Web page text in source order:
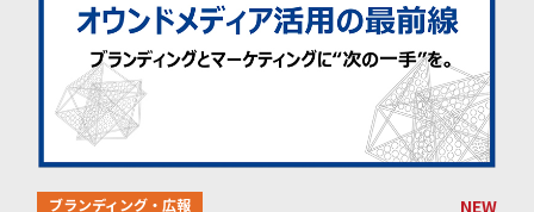
ブランディング・広報 NEW